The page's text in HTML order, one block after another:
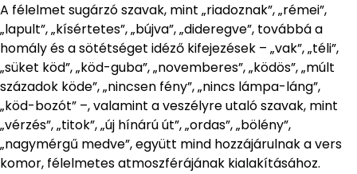
A félelmet sugárzó szavak, mint „riadoznak”, „rémei”,
„lapult”, „kísértetes”, „bújva”, „dideregve”, továbbá a
homály és a sötétséget idéző kifejezések – „vak”, „téli”,
„süket köd”, „köd-guba”, „novemberes”, „ködös”, „múlt
századok köde”, „nincsen fény”, „nincs lámpa-láng”,
„köd-bozót” –, valamint a veszélyre utaló szavak, mint
„vérzés”, „titok”, „új hínárú út”, „ordas”, „bölény”,
„nagymérgű medve”, együtt mind hozzájárulnak a vers
komor, félelmetes atmoszférájának kialakításához.